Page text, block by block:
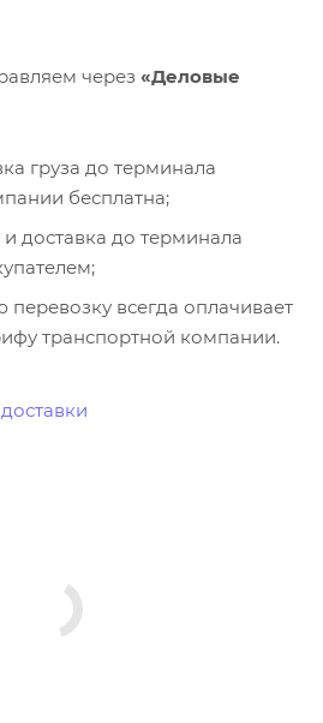
через «Деловые
груза до терминала
бесплатна;
доставка до терминала
всегда оплачивает
транспортной компании.